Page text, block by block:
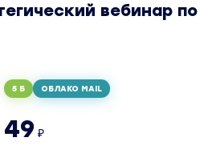
вебинар по
5 Б ОБЛАКО MAIL
49 ₽